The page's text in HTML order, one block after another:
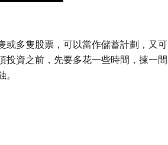
或多隻股票，可以當作儲蓄計劃，又可
投資之前，先要多花一些時間，揀一間